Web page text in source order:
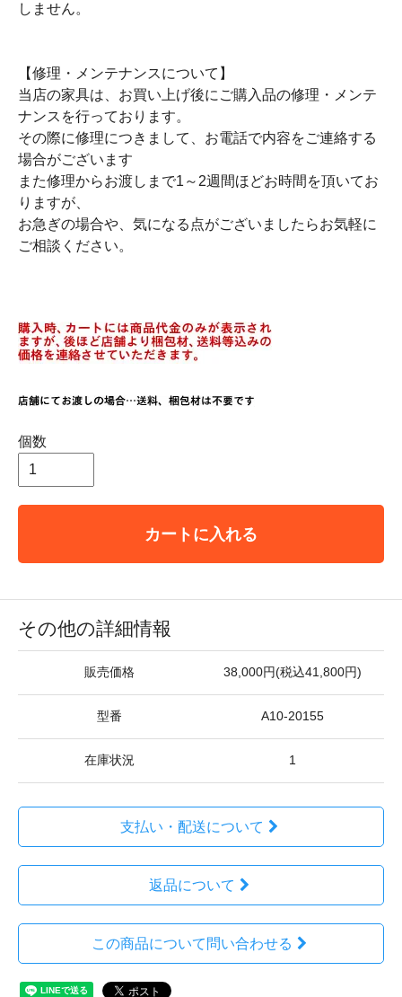
しません。
【修理・メンテナンスについて】
当店の家具は、お買い上げ後にご購入品の修理・メンテ
ナンスを行っております。
その際に修理につきまして、お電話で内容をご連絡する
場合がございます
また修理からお渡しまで1～2週間ほどお時間を頂いてお
りますが、
お急ぎの場合や、気になる点がございましたらお気軽に
ご相談ください。
個数
カートに入れる
その他の詳細情報
販売価格 38,000円(税込41,800円)
型番 A10-20155
在庫状況 1
支払い・配送について
返品について
この商品について問い合わせる